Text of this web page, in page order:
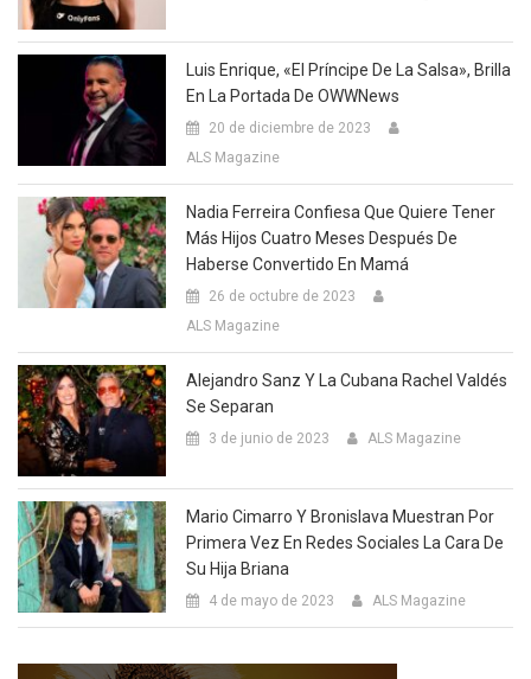
Luis Enrique, «El Príncipe De La Salsa», Brilla
En La Portada De OWWNews
20 de diciembre de 2023
ALS Magazine
Nadia Ferreira Confiesa Que Quiere Tener
Más Hijos Cuatro Meses Después De
Haberse Convertido En Mamá
26 de octubre de 2023
ALS Magazine
Alejandro Sanz Y La Cubana Rachel Valdés
Se Separan
3 de junio de 2023 ALS Magazine
Mario Cimarro Y Bronislava Muestran Por
Primera Vez En Redes Sociales La Cara De
Su Hija Briana
4 de mayo de 2023 ALS Magazine